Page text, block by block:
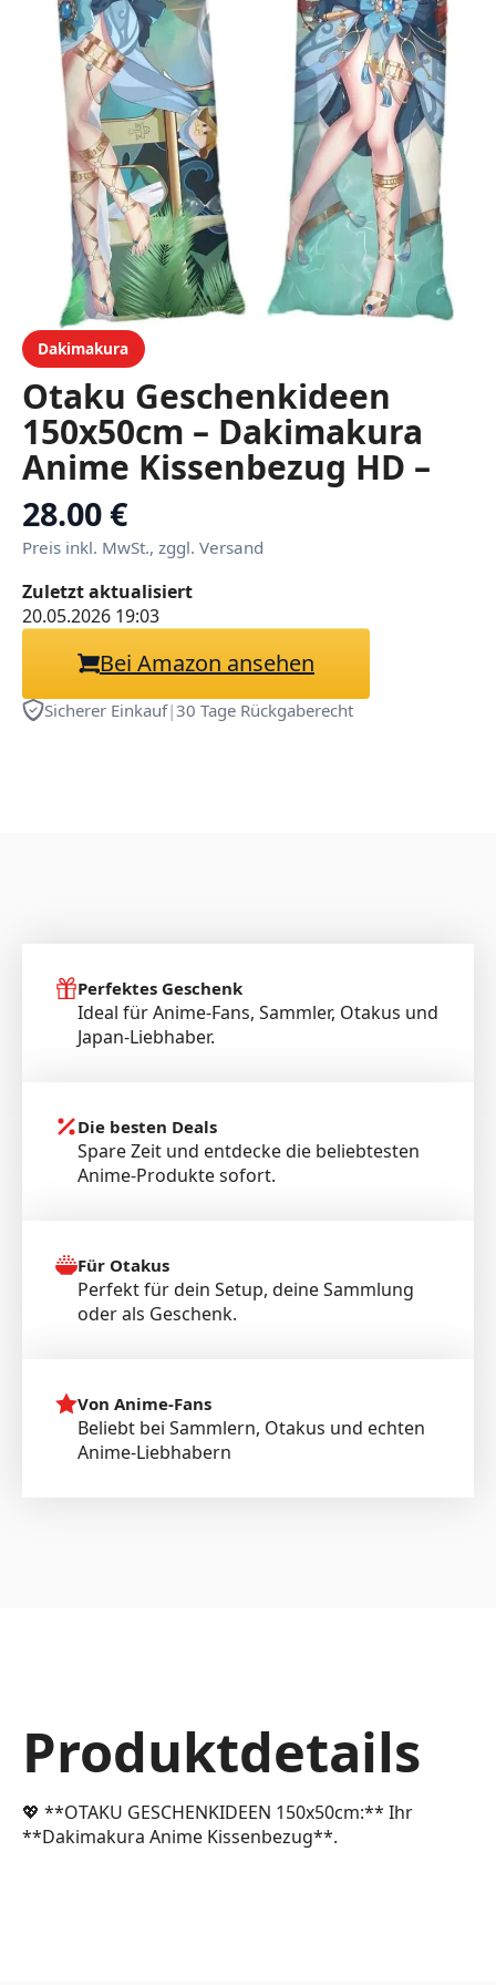
Dakimakura
Otaku Geschenkideen
150x50cm – Dakimakura
Anime Kissenbezug HD –
Waifu Körperkissen XXL –
Besondere Kollektionen (I)
28.00 €
Preis inkl. MwSt., zggl. Versand
Zuletzt aktualisiert
20.05.2026 19:03
Bei Amazon ansehen
Sicherer Einkauf|30 Tage Rückgaberecht
Perfektes Geschenk
Ideal für Anime-Fans, Sammler, Otakus und
Japan-Liebhaber.
Die besten Deals
Spare Zeit und entdecke die beliebtesten
Anime-Produkte sofort.
Für Otakus
Perfekt für dein Setup, deine Sammlung
oder als Geschenk.
Von Anime-Fans
Beliebt bei Sammlern, Otakus und echten
Anime-Liebhabern
Produktdetails
💖 **OTAKU GESCHENKIDEEN 150x50cm:** Ihr
**Dakimakura Anime Kissenbezug**.